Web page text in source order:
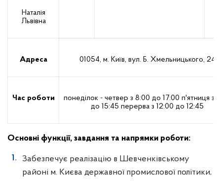
Наталія
Львівна
Адреса 01054, м. Київ, вул. Б. Хмельницького, 24
Час роботи понеділок - четвер з 8:00 до 17:00 п'ятниця з
до 15:45 перерва з 12:00 до 12:45
Основні функції, завдання та напрямки роботи:
Забезпечує реалізацію в Шевченківському
районі м. Києва державної промислової політики,